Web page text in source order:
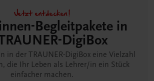
Jetzt entdecken!
Begleitpakete in
DigiBox
in der TRAUNER-DigiBox eine Vielzahl
die Ihr Leben als Lehrer/in ein Stück
einfacher machen.